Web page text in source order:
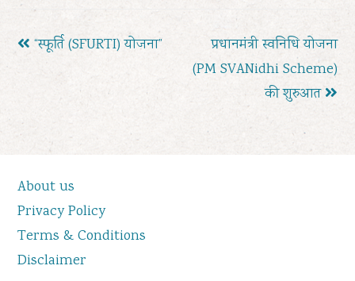
previous
“स्फूर्ति (SFURTI) योजना”
next
post:
प्रधानमंत्री स्वनिधि योजना
(PM SVANidhi Scheme)
की शुरुआत
About us
Privacy Policy
Terms & Conditions
Disclaimer